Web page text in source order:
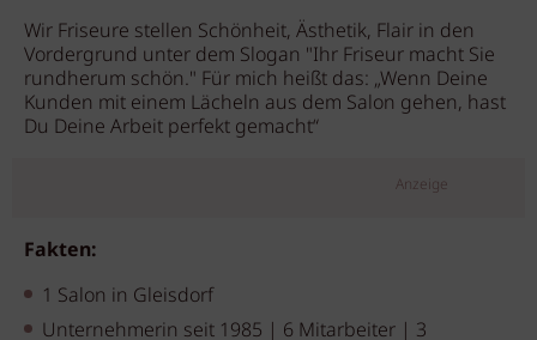
Wir Friseure stellen Schönheit, Ästhetik, Flair in den
Vordergrund unter dem Slogan "Ihr Friseur macht Sie
rundherum schön." Für mich heißt das: „Wenn Deine
Kunden mit einem Lächeln aus dem Salon gehen, hast
Du Deine Arbeit perfekt gemacht“
Anzeige
Fakten:
1 Salon in Gleisdorf
Unternehmerin seit 1985 | 6 Mitarbeiter | 3